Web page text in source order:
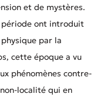
et de mystères.
période ont introduit
par la
cette époque a vu
phénomènes contre-
localité qui en